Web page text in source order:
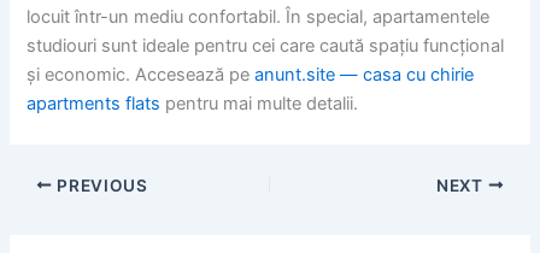
locuit într-un mediu confortabil. În special, apartamentele
studiouri sunt ideale pentru cei care caută spațiu funcțional
și economic. Accesează peanunt.site — casa cu chirie
apartments flats pentru mai multe detalii.
PREVIOUS NEXT